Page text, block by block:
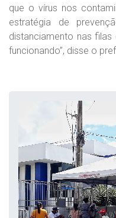
que o vírus nos
estratégia de
distanciamento nas
funcionando”, disse o